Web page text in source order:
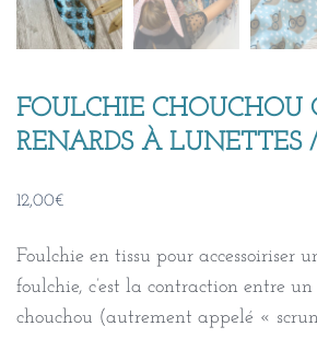
FOULCHIE CHOUCHOU
RENARDS À LUNETTES
12,00€
Foulchie en tissu pour accessoiriser
foulchie, c’est la contraction entre
chouchou (autrement appelé «